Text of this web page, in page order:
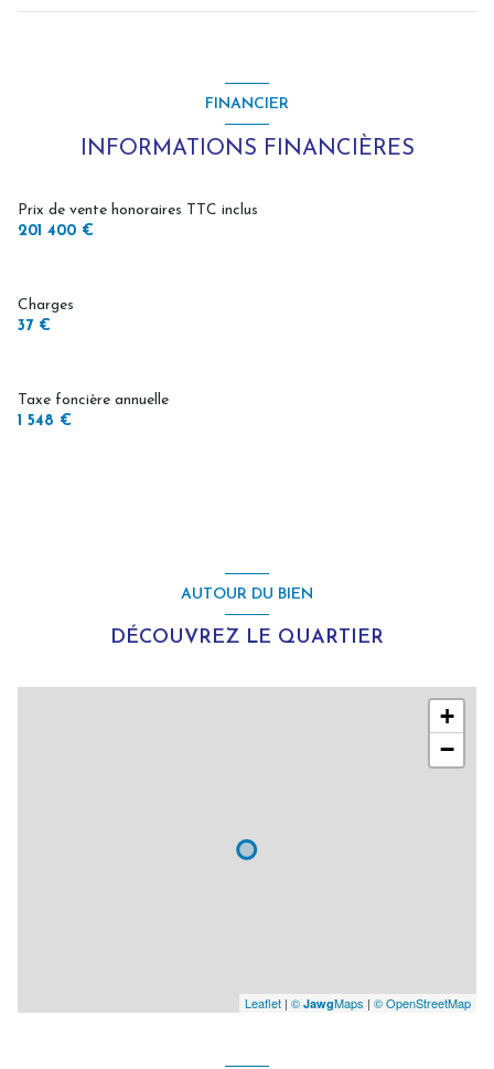
FINANCIER
INFORMATIONS FINANCIÈRES
Prix de vente honoraires TTC inclus
201 400 €
Charges
37 €
Taxe foncière annuelle
1 548 €
AUTOUR DU BIEN
DÉCOUVREZ LE QUARTIER
+
−
Leaflet | © JawgMaps | © OpenStreetMap